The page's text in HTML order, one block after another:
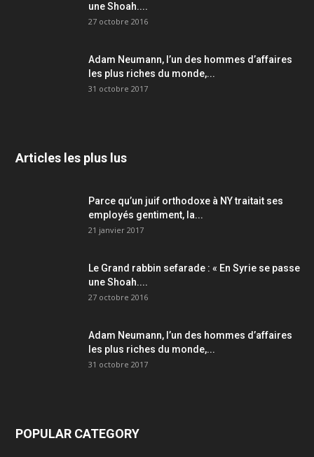
une Shoah....
27 octobre 2016
Adam Neumann, l’un des hommes d’affaires
les plus riches du monde,...
31 octobre 2017
Articles les plus lus
Parce qu’un juif orthodoxe à NY traitait ses
employés gentiment, la...
21 janvier 2017
Le Grand rabbin sefarade : « En Syrie se passe
une Shoah....
27 octobre 2016
Adam Neumann, l’un des hommes d’affaires
les plus riches du monde,...
31 octobre 2017
POPULAR CATEGORY